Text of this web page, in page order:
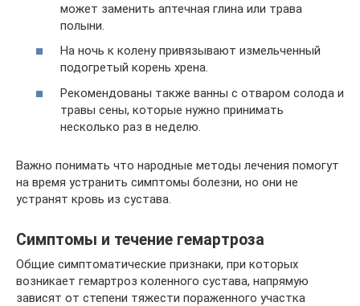
может заменить аптечная глина или трава
полыни.
На ночь к колену привязывают измельченный
подогретый корень хрена.
Рекомендованы также ванны с отваром солода и
травы сены, которые нужно принимать
несколько раз в неделю.
Важно понимать что народные методы лечения помогут
на время устранить симптомы болезни, но они не
устранят кровь из сустава.
Симптомы и течение гемартроза
Общие симптоматические признаки, при которых
возникает гемартроз коленного сустава, напрямую
зависят от степени тяжести пораженного участка